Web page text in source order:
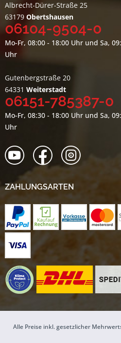
Albrecht-Dürer-Straße 25
63179 Obertshausen
06104-9504-0
Mo-Fr, 08:00 - 18:00 Uhr und Sa,
Uhr
Gutenbergstraße 20
64331 Weiterstadt
06151-785387-0
Mo-Fr, 08:30 - 18:00 Uhr und Sa,
Uhr
ZAHLUNGSARTEN
Alle Preise inkl. gesetzlicher